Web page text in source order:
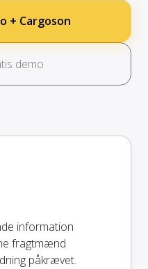
+ Cargoson
demo
information
fragtmænd
påkrævet.